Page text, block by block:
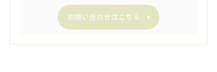
お問い合わせはこちら